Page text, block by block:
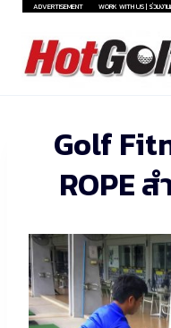
Skip
content
ADVERTISEMENT WORK WITH US | ร่วมงา
Golf
ROPE